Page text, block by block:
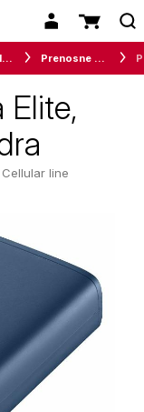
Mobilna telefonija Prenosne baterije in (avto) polnilci
Elite,
Cellular line